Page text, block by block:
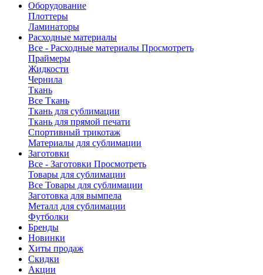
Оборудование
Плоттеры
Ламинаторы
Расходные материалы
Все - Расходные материалы Просмотреть
Праймеры
Жидкости
Чернила
Ткань
Все Ткань
Ткань для сублимации
Ткань для прямой печати
Спортивный трикотаж
Материалы для сублимации
Заготовки
Все - Заготовки Просмотреть
Товары для сублимации
Все Товары для сублимации
Заготовка для вымпела
Металл для сублимации
Футболки
Бренды
Новинки
Хиты продаж
Скидки
Акции